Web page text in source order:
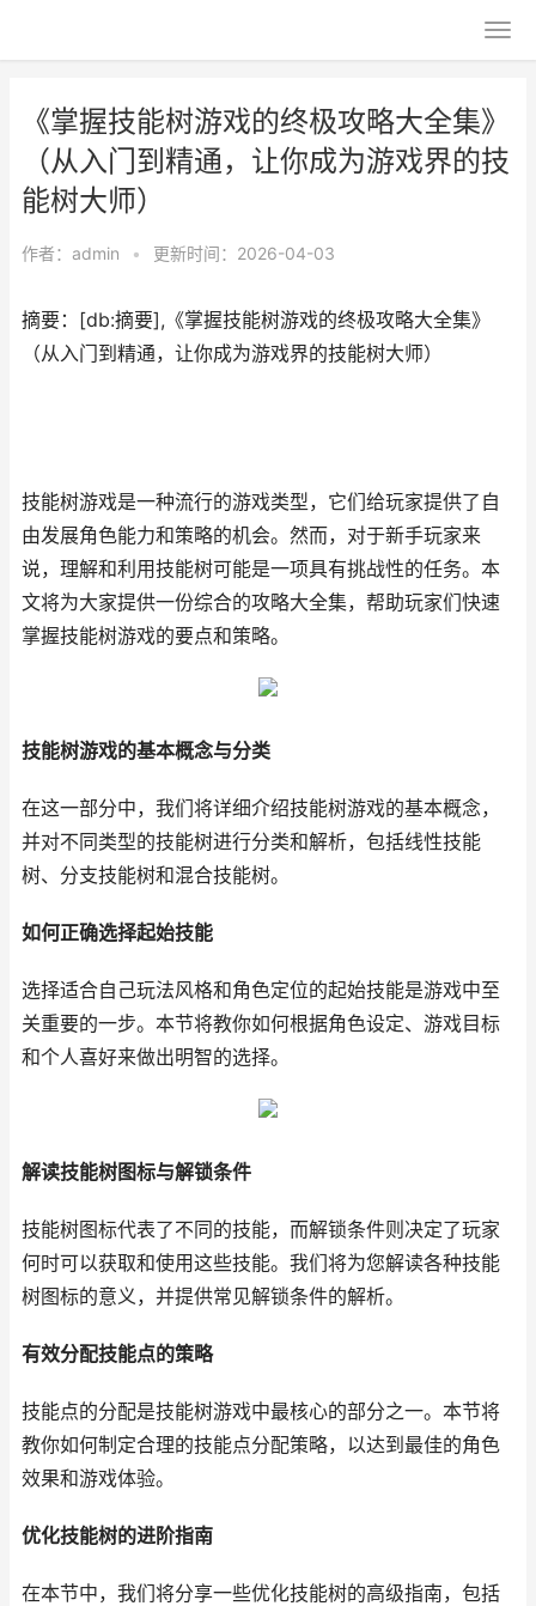
《掌握技能树游戏的终极攻略大全集》
（从入门到精通，让你成为游戏界的技
能树大师）
作者： admin • 更新时间：2026-04-03
摘要：[db:摘要],《掌握技能树游戏的终极攻略大全集》
（从入门到精通，让你成为游戏界的技能树大师）
技能树游戏是一种流行的游戏类型，它们给玩家提供了自
由发展角色能力和策略的机会。然而，对于新手玩家来
说，理解和利用技能树可能是一项具有挑战性的任务。本
文将为大家提供一份综合的攻略大全集，帮助玩家们快速
掌握技能树游戏的要点和策略。
技能树游戏的基本概念与分类
在这一部分中，我们将详细介绍技能树游戏的基本概念，
并对不同类型的技能树进行分类和解析，包括线性技能
树、分支技能树和混合技能树。
如何正确选择起始技能
选择适合自己玩法风格和角色定位的起始技能是游戏中至
关重要的一步。本节将教你如何根据角色设定、游戏目标
和个人喜好来做出明智的选择。
解读技能树图标与解锁条件
技能树图标代表了不同的技能，而解锁条件则决定了玩家
何时可以获取和使用这些技能。我们将为您解读各种技能
树图标的意义，并提供常见解锁条件的解析。
有效分配技能点的策略
技能点的分配是技能树游戏中最核心的部分之一。本节将
教你如何制定合理的技能点分配策略，以达到最佳的角色
效果和游戏体验。
优化技能树的进阶指南
在本节中，我们将分享一些优化技能树的高级指南，包括